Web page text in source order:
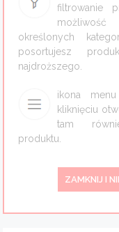
filtrowanie
określonych
posortujesz
najdroższego.
ikona
kliknięciu
tam
produktu.
ZAMKNIJ I
Eco fashion
Zestawy prezentowe